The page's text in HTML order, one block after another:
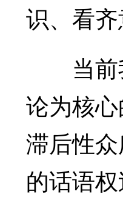
识、看
当前
论为核
滞后性
的话语